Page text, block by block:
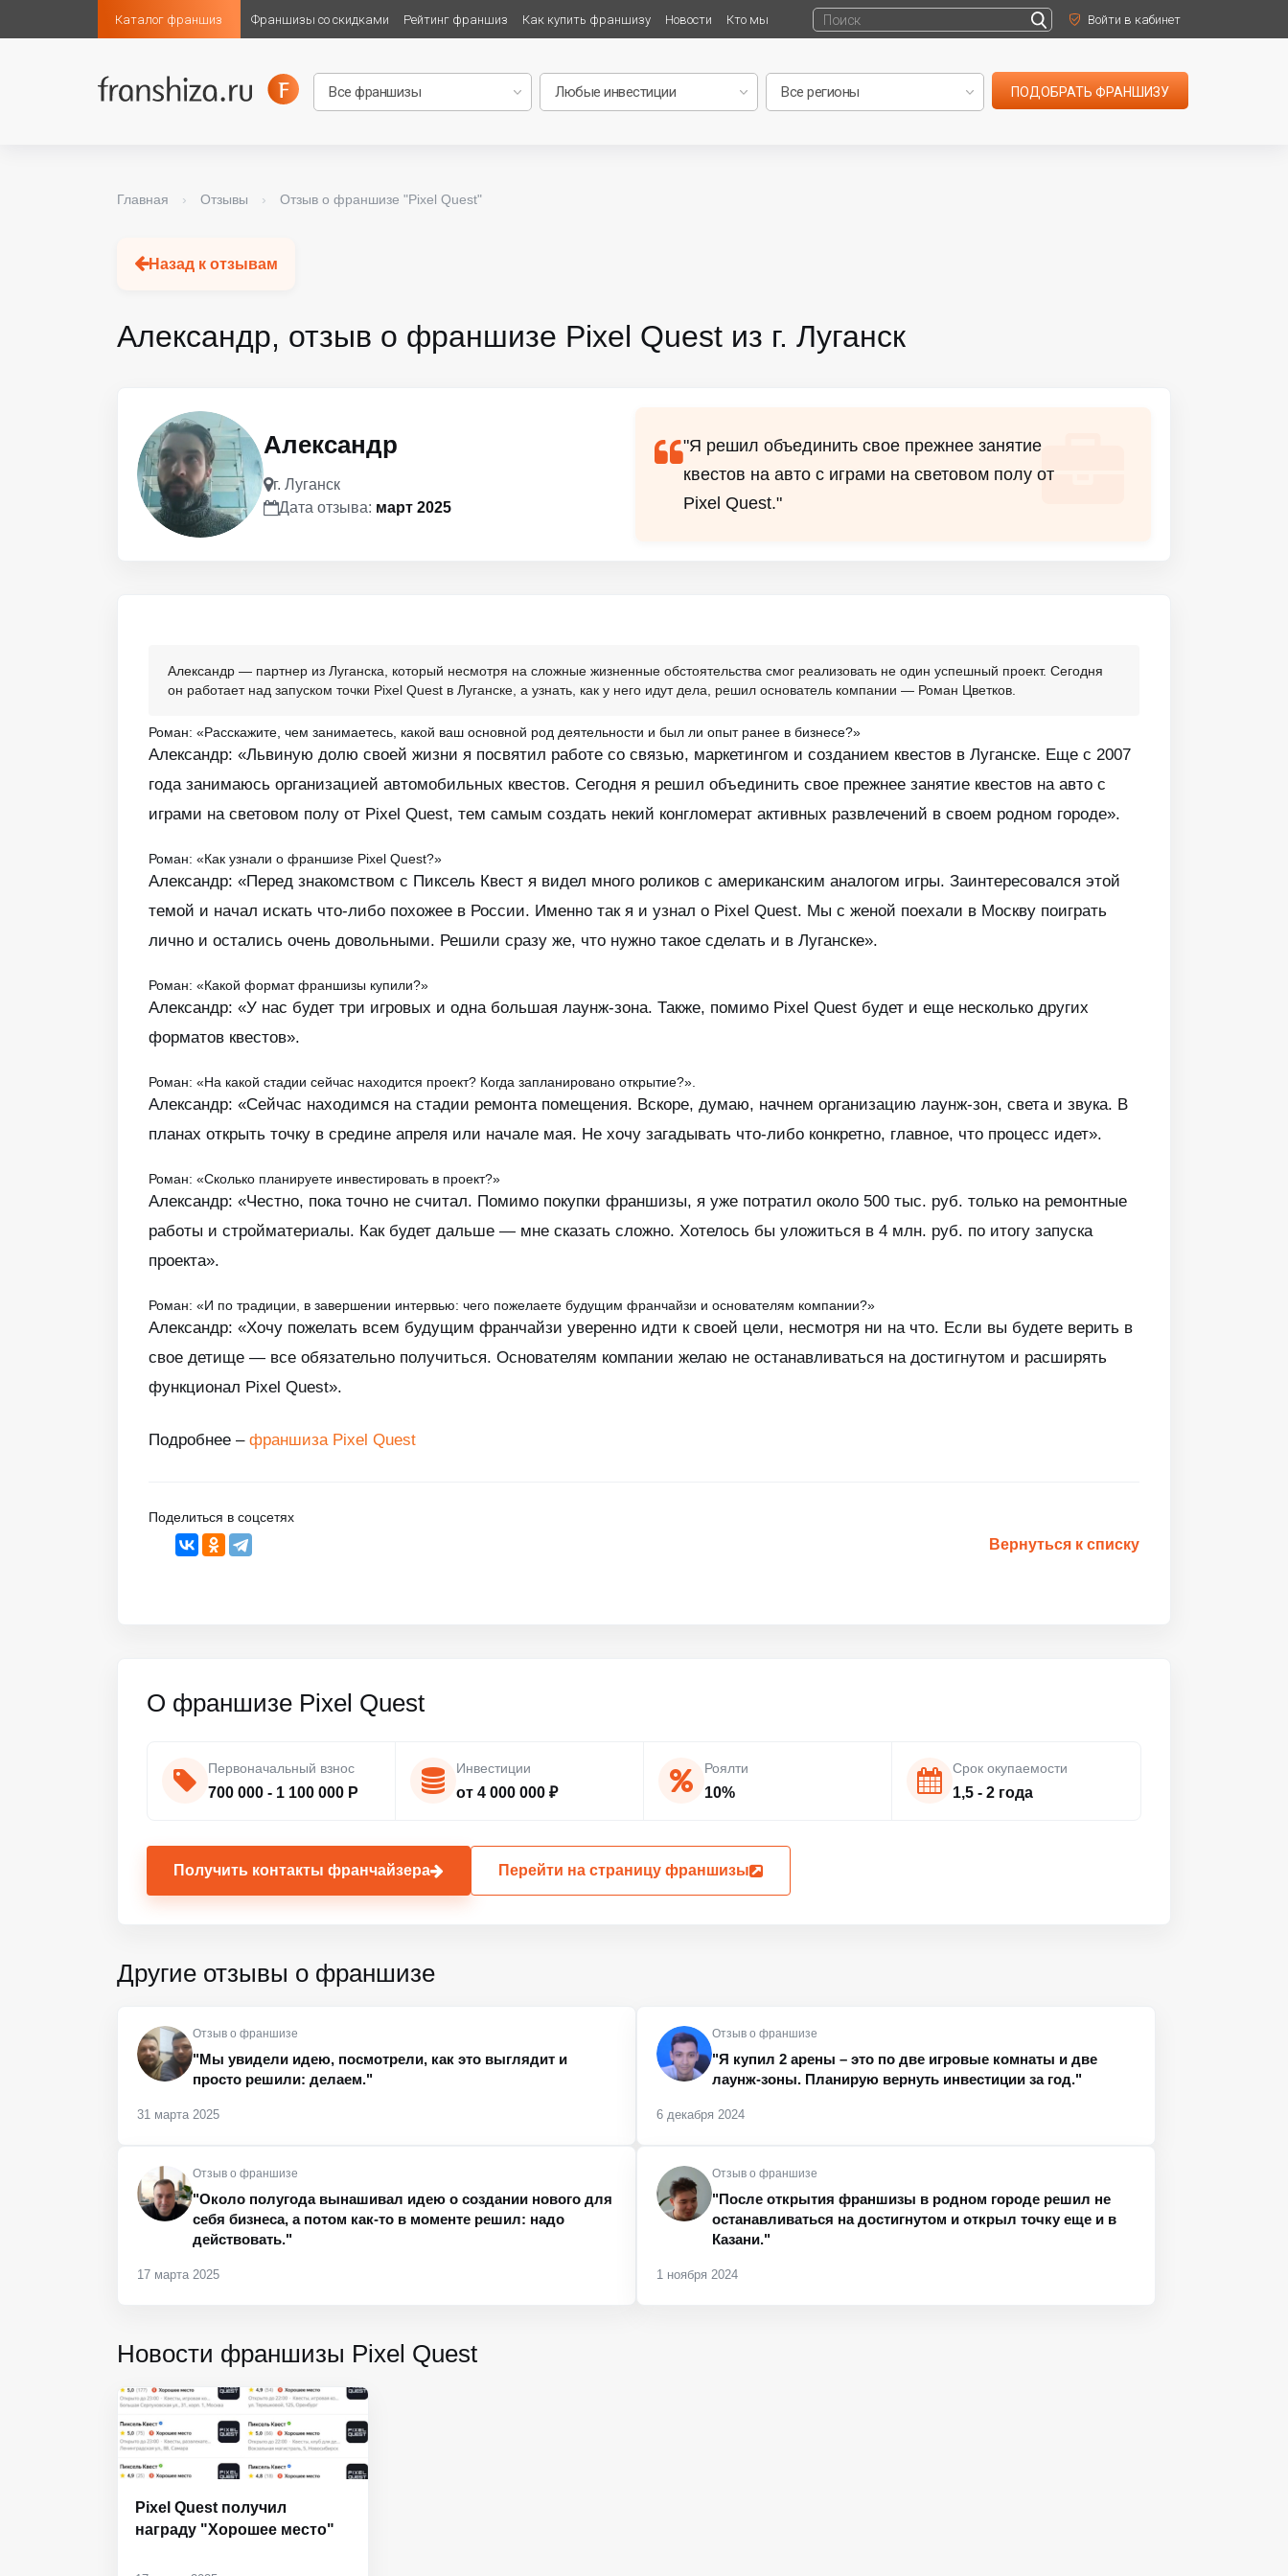
Каталог франшиз Франшизы со скидками Рейтинг франшиз Как купить франшизу Новости Кто мы Войти в кабинет
ПОДОБРАТЬ ФРАНШИЗУ
Главная › Отзывы › Отзыв о франшизе "Pixel Quest"
Назад к отзывам
Александр, отзыв о франшизе Pixel Quest из г. Луганск
Александр
г. Луганск
Дата отзыва: март 2025
"Я решил объединить свое прежнее занятие
квестов на авто с играми на световом полу от
Pixel Quest."
Александр — партнер из Луганска, который несмотря на сложные жизненные обстоятельства смог реализовать не один успешный проект. Сегодня
он работает над запуском точки Pixel Quest в Луганске, а узнать, как у него идут дела, решил основатель компании — Роман Цветков.
Роман: «Расскажите, чем занимаетесь, какой ваш основной род деятельности и был ли опыт ранее в бизнесе?»
Александр: «Львиную долю своей жизни я посвятил работе со связью, маркетингом и созданием квестов в Луганске. Еще с 2007
года занимаюсь организацией автомобильных квестов. Сегодня я решил объединить свое прежнее занятие квестов на авто с
играми на световом полу от Pixel Quest, тем самым создать некий конгломерат активных развлечений в своем родном городе».
Роман: «Как узнали о франшизе Pixel Quest?»
Александр: «Перед знакомством с Пиксель Квест я видел много роликов с американским аналогом игры. Заинтересовался этой
темой и начал искать что-либо похожее в России. Именно так я и узнал о Pixel Quest. Мы с женой поехали в Москву поиграть
лично и остались очень довольными. Решили сразу же, что нужно такое сделать и в Луганске».
Роман: «Какой формат франшизы купили?»
Александр: «У нас будет три игровых и одна большая лаунж-зона. Также, помимо Pixel Quest будет и еще несколько других
форматов квестов».
Роман: «На какой стадии сейчас находится проект? Когда запланировано открытие?».
Александр: «Сейчас находимся на стадии ремонта помещения. Вскоре, думаю, начнем организацию лаунж-зон, света и звука. В
планах открыть точку в средине апреля или начале мая. Не хочу загадывать что-либо конкретно, главное, что процесс идет».
Роман: «Сколько планируете инвестировать в проект?»
Александр: «Честно, пока точно не считал. Помимо покупки франшизы, я уже потратил около 500 тыс. руб. только на ремонтные
работы и стройматериалы. Как будет дальше — мне сказать сложно. Хотелось бы уложиться в 4 млн. руб. по итогу запуска
проекта».
Роман: «И по традиции, в завершении интервью: чего пожелаете будущим франчайзи и основателям компании?»
Александр: «Хочу пожелать всем будущим франчайзи уверенно идти к своей цели, несмотря ни на что. Если вы будете верить в
свое детище — все обязательно получиться. Основателям компании желаю не останавливаться на достигнутом и расширять
функционал Pixel Quest».
Подробнее – франшиза Pixel Quest
Поделиться в соцсетях
Вернуться к списку
О франшизе Pixel Quest
Первоначальный взнос
700 000 - 1 100 000 Р
Инвестиции
от 4 000 000 ₽
Роялти
10%
Срок окупаемости
1,5 - 2 года
Получить контакты франчайзера Перейти на страницу франшизы
Другие отзывы о франшизе
Отзыв о франшизе
"Мы увидели идею, посмотрели, как это выглядит и
просто решили: делаем."
31 марта 2025
Отзыв о франшизе
"Я купил 2 арены – это по две игровые комнаты и две
лаунж-зоны. Планирую вернуть инвестиции за год."
6 декабря 2024
Отзыв о франшизе
"Около полугода вынашивал идею о создании нового для
себя бизнеса, а потом как-то в моменте решил: надо
действовать."
17 марта 2025
Отзыв о франшизе
"После открытия франшизы в родном городе решил не
останавливаться на достигнутом и открыл точку еще и в
Казани."
1 ноября 2024
Новости франшизы Pixel Quest
Pixel Quest получил
награду "Хорошее место"